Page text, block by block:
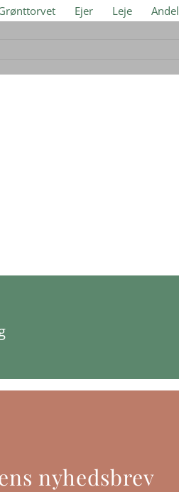
Ejer Leje Andel
nyhedsbrev